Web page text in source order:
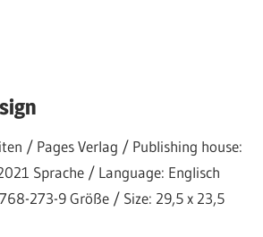
/ Pages Verlag / Publishing house:
Sprache / Language: Englisch
273-9 Größe / Size: 29,5 x 23,5